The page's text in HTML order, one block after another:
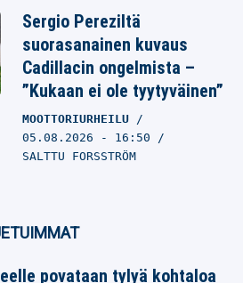
Sergio Pereziltä
suorasanainen kuvaus
Cadillacin ongelmista –
”Kukaan ei ole tyytyväinen”
MOOTTORIURHEILU
05.08.2026 - 16:50
SALTTU FORSSTRÖM
povataan tylyä kohtaloa